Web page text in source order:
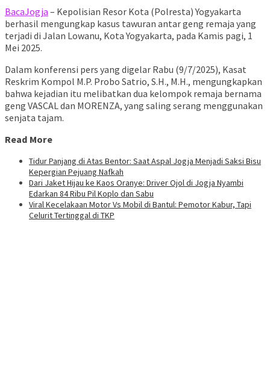
BacaJogja – Kepolisian Resor Kota (Polresta) Yogyakarta
berhasil mengungkap kasus tawuran antar geng remaja yang
terjadi di Jalan Lowanu, Kota Yogyakarta, pada Kamis pagi, 1
Mei 2025.
Dalam konferensi pers yang digelar Rabu (9/7/2025), Kasat
Reskrim Kompol M.P. Probo Satrio, S.H., M.H., mengungkapkan
bahwa kejadian itu melibatkan dua kelompok remaja bernama
geng VASCAL dan MORENZA, yang saling serang menggunakan
senjata tajam.
Read More
Tidur Panjang di Atas Bentor: Saat Aspal Jogja Menjadi Saksi Bisu
Kepergian Pejuang Nafkah
Dari Jaket Hijau ke Kaos Oranye: Driver Ojol di Jogja Nyambi
Edarkan 84 Ribu Pil Koplo dan Sabu
Viral Kecelakaan Motor Vs Mobil di Bantul: Pemotor Kabur, Tapi
Celurit Tertinggal di TKP